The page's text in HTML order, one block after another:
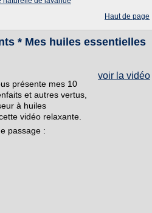
Haut de page
* Mes huiles essentielles
voir la vidéo
présente mes 10
et autres vertus,
à huiles
vidéo relaxante.
passage :